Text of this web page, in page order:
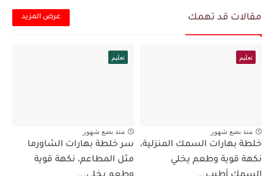
مقالات قد تهمك عرض المزيد
تعليم
منذ بضع شهور
خلطة بهارات السمك المنزلية،
نكهة قوية وطعم يخلي
تعليم
منذ بضع شهور
سر خلطة بهارات الشاورما
مثل المطاعم، نكهة قوية